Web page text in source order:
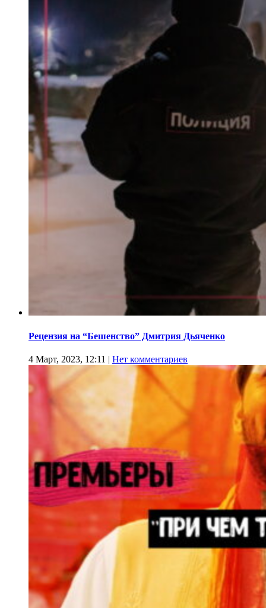
Рецензия на “Бешенство” Дмитрия Дьяченко
4 Март, 2023, 12:11 | Нет комментариев